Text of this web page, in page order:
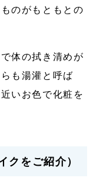
のがもともとの
体の拭き清めが
も湯灌と呼ば
いお色で化粧を
をご紹介）